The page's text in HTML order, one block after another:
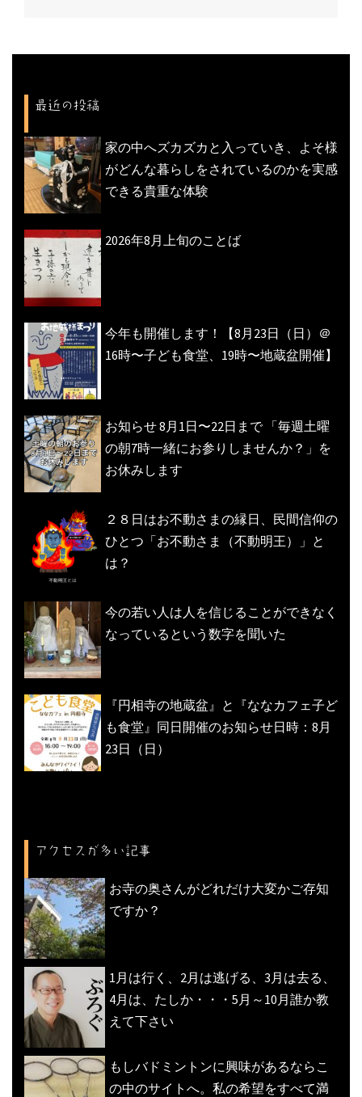
シ
ン
最近の投稿
家の中へズカズカと入っていき、よそ様
がどんな暮らしをされているのかを実感
できる貴重な体験
2026年8月上旬のことば
今年も開催します！【8月23日（日）＠
16時〜子ども食堂、19時〜地蔵盆開催】
お知らせ 8月1日〜22日まで 「毎週土曜
の朝7時一緒にお参りしませんか？」を
お休みします
２８日はお不動さまの縁日、民間信仰の
ひとつ「お不動さま（不動明王）」と
は？
今の若い人は人を信じることができなく
なっているという数字を聞いた
『円相寺の地蔵盆』と『ななカフェ子ど
も食堂』同日開催のお知らせ日時：8月
23日（日）
アクセスが多い記事
お寺の奥さんがどれだけ大変かご存知
ですか？
1月は行く、2月は逃げる、3月は去る、
4月は、たしか・・・5月～10月誰か教
えて下さい
もしバドミントンに興味があるならこ
の中のサイトへ。私の希望をすべて満